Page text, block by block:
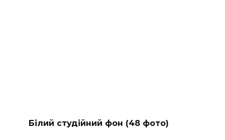
Білий студійний фон (48 фото)